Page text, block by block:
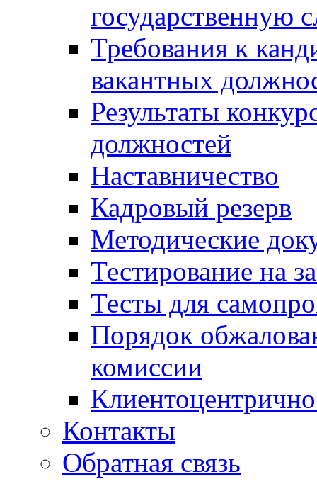
государственную
Требования к
вакантных
Результаты
должностей
Наставничество
Кадровый резерв
Методические
Тестирование на
Тесты для
Порядок
комиссии
Контакты
Обратная связь